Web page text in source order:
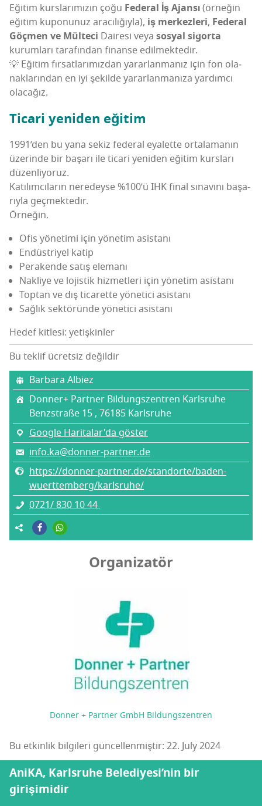
Eği­tim kurs­la­rı­mı­zın çoğu Fede­ral İş Ajan­sı(örne­ğin
eği­tim kupo­nu­nuz ara­cı­lı­ğıy­la), iş mer­kez­le­ri, Fede­ral
Göç­men ve Mül­te­ci Daire­si veya sos­yal sigor­ta
kurum­la­rı tara­fın­dan finan­se edilmektedir.
💡 Eği­tim fır­sat­la­rı­mız­dan yarar­lan­ma­nız için fon ola­
nak­la­rın­dan en iyi şekil­de yarar­lan­ma­nı­za yar­dım­cı
olacağız.
Tica­ri yeni­den eğitim
1991’den bu yana sekiz fede­ral eya­let­te orta­la­ma­nın
üze­rin­de bir başa­rı ile tica­ri yeni­den eği­tim kurs­la­rı
düzenliyoruz.
Katı­lım­cı­la­rın nere­dey­se %100’ü IHK final sına­vı­nı başa­
rıy­la geçmektedir.
Örneğin.
Ofis yöne­ti­mi için yöne­tim asistanı
Endüst­ri­yel katip
Pera­ken­de satış elemanı
Nak­li­ye ve lojis­tik hiz­met­le­ri için yöne­tim asistanı
Top­tan ve dış tica­ret­te yöne­ti­ci asistanı
Sağ­lık sek­tö­rün­de yöne­ti­ci asistanı
Hedef kitlesi: yetişkinler
Bu teklif ücretsiz değildir
Bar­ba­ra Albiez
Don­ner+ Part­ner Bil­dungs­zent­ren Karlsruhe
Benzst­ra­ße 15 , 76185 Karls­ru­he
Google Haritalar'da göster
info.ka@donner-partner.de
https://donner-partner.de/standorte/baden-
wuerttemberg/karlsruhe/
0721/ 830 10 44
Organizatör
Donner + Partner GmbH Bildungszentren
Bu etkinlik bilgileri güncellenmiştir: 22. July 2024
AniKA, Karlsruhe Belediyesi’nin bir
girişimidir